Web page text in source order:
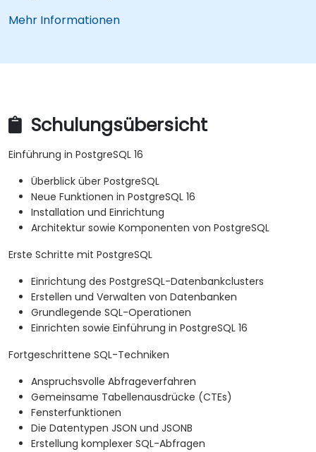
Mehr Informationen
Schulungsübersicht
Einführung in PostgreSQL 16
Überblick über PostgreSQL
Neue Funktionen in PostgreSQL 16
Installation und Einrichtung
Architektur sowie Komponenten von PostgreSQL
Erste Schritte mit PostgreSQL
Einrichtung des PostgreSQL-Datenbankclusters
Erstellen und Verwalten von Datenbanken
Grundlegende SQL-Operationen
Einrichten sowie Einführung in PostgreSQL 16
Fortgeschrittene SQL-Techniken
Anspruchsvolle Abfrageverfahren
Gemeinsame Tabellenausdrücke (CTEs)
Fensterfunktionen
Die Datentypen JSON und JSONB
Erstellung komplexer SQL-Abfragen